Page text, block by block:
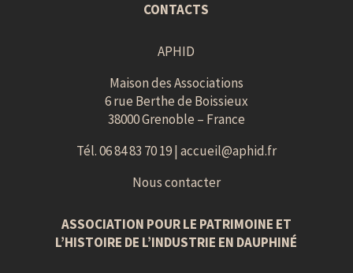
CONTACTS
APHID
Maison des Associations
6 rue Berthe de Boissieux
38000 Grenoble – France
Tél. 06 84 83 70 19 | accueil@aphid.fr
Nous contacter
ASSOCIATION POUR LE PATRIMOINE ET
L’HISTOIRE DE L’INDUSTRIE EN DAUPHINÉ